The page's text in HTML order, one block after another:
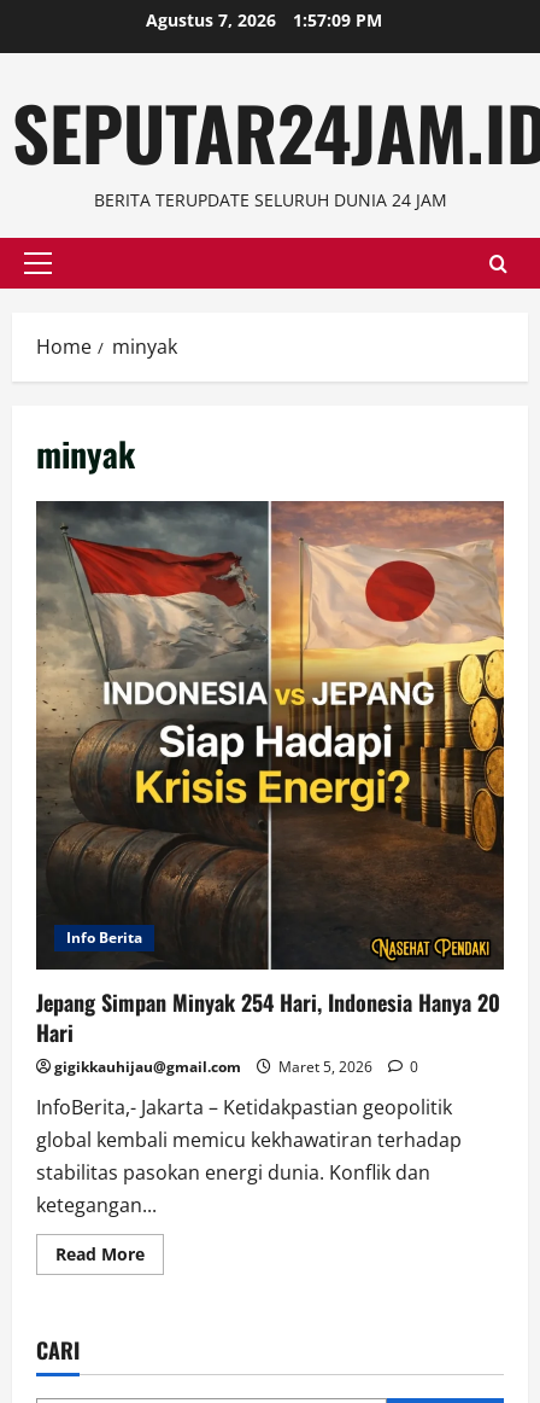
to
Agustus 7, 2026 1:57:10 PM
BERITA TERUPDATE SELURUH DUNIA 24 JAM
Primary
Home minyak
minyak
Info Berita
Jepang Simpan Minyak 254 Hari, Indonesia Hanya 20
Hari
gigikkauhijau@gmail.com Maret 5, 2026 0
InfoBerita,- Jakarta – Ketidakpastian geopolitik
global kembali memicu kekhawatiran terhadap
stabilitas pasokan energi dunia. Konflik dan
ketegangan...
Read MoreRead
more
Hari,
CARI